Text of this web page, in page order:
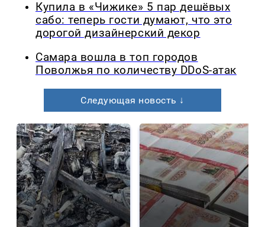
Купила в «Чижике» 5 пар дешёвых
сабо: теперь гости думают, что это
дорогой дизайнерский декор
Самара вошла в топ городов
Поволжья по количеству DDoS-атак
Следующая новость ↓